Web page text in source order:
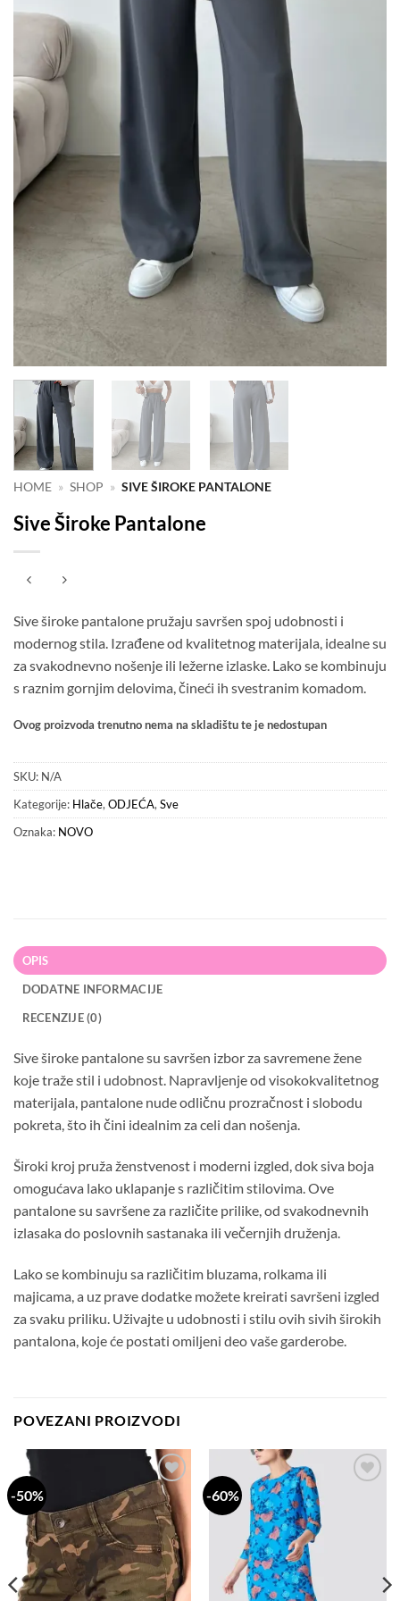
HOME » SHOP » SIVE ŠIROKE PANTALONE
Sive Široke Pantalone
Sive široke pantalone pružaju savršen spoj udobnosti i
modernog stila. Izrađene od kvalitetnog materijala, idealne su
za svakodnevno nošenje ili ležerne izlaske. Lako se kombinuju
s raznim gornjim delovima, čineći ih svestranim komadom.
Ovog proizvoda trenutno nema na skladištu te je nedostupan
SKU: N/A
Kategorije: Hlače, ODJEĆA, Sve
Oznaka: NOVO
OPIS
DODATNE INFORMACIJE
RECENZIJE (0)
Sive široke pantalone su savršen izbor za savremene žene
koje traže stil i udobnost. Napravljenje od visokokvalitetnog
materijala, pantalone nude odličnu prozračnost i slobodu
pokreta, što ih čini idealnim za celi dan nošenja.
Široki kroj pruža ženstvenost i moderni izgled, dok siva boja
omogućava lako uklapanje s različitim stilovima. Ove
pantalone su savršene za različite prilike, od svakodnevnih
izlasaka do poslovnih sastanaka ili večernjih druženja.
Lako se kombinuju sa različitim bluzama, rolkama ili
majicama, a uz prave dodatke možete kreirati savršeni izgled
za svaku priliku. Uživajte u udobnosti i stilu ovih sivih širokih
pantalona, koje će postati omiljeni deo vaše garderobe.
POVEZANI PROIZVODI
-50%
Dodaj
na
listu
želja
-60%